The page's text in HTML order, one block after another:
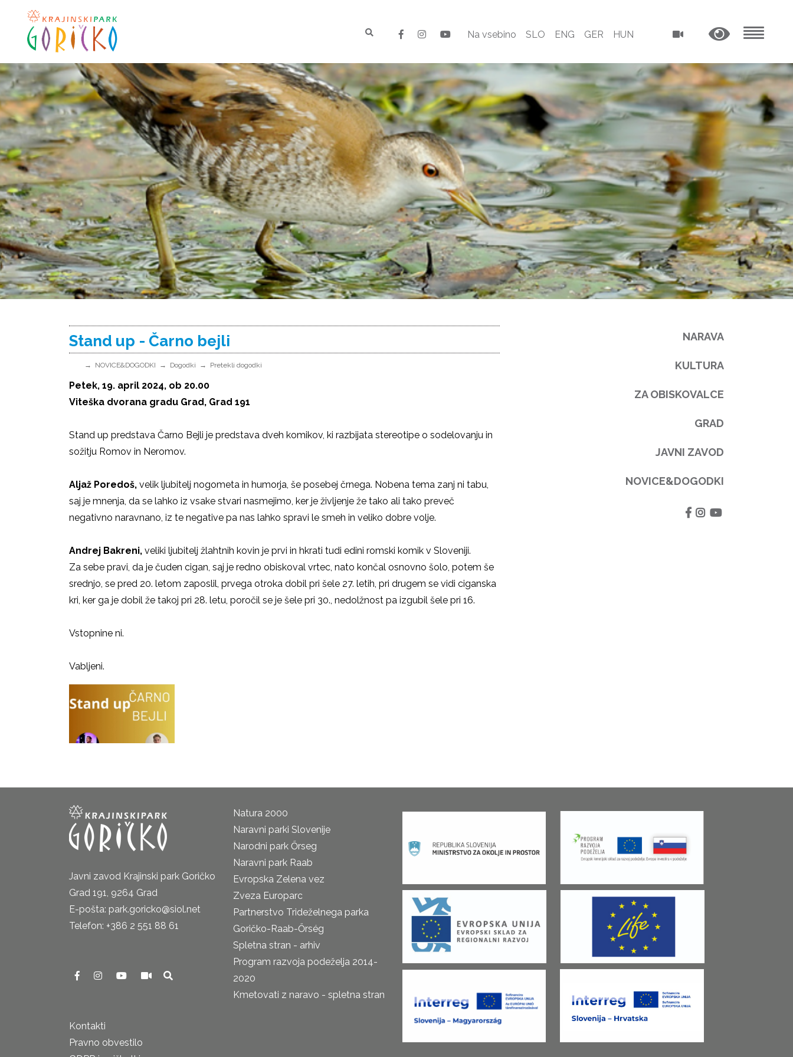
Na vsebino SLO ENG GER HUN
Stand up - Čarno bejli
NOVICE&DOGODKI Dogodki Pretekli dogodki
Petek, 19. april 2024, ob 20.00
Viteška dvorana gradu Grad, Grad 191
Stand up predstava Čarno Bejli je predstava dveh komikov, ki razbijata stereotipe o sodelovanju in
sožitju Romov in Neromov.
Aljaž Poredoš, velik ljubitelj nogometa in humorja, še posebej črnega. Nobena tema zanj ni tabu,
saj je mnenja, da se lahko iz vsake stvari nasmejimo, ker je življenje že tako ali tako preveč
negativno naravnano, iz te negative pa nas lahko spravi le smeh in veliko dobre volje.
Andrej Bakreni, veliki ljubitelj žlahtnih kovin je prvi in hkrati tudi edini romski komik v Sloveniji.
Za sebe pravi, da je čuden cigan, saj je redno obiskoval vrtec, nato končal osnovno šolo, potem še
srednjo, se pred 20. letom zaposlil, prvega otroka dobil pri šele 27. letih, pri drugem se vidi ciganska
kri, ker ga je dobil že takoj pri 28. letu, poročil se je šele pri 30., nedolžnost pa izgubil šele pri 16.
Vstopnine ni.
Vabljeni.
NARAVA
KULTURA
ZA OBISKOVALCE
GRAD
JAVNI ZAVOD
NOVICE&DOGODKI
Javni zavod Krajinski park Goričko
Grad 191, 9264 Grad
E-pošta: park.goricko@siol.net
Telefon: +386 2 551 88 61
Kontakti
Pravno obvestilo
Natura 2000
Naravni parki Slovenije
Narodni park Őrseg
Naravni park Raab
Evropska Zelena vez
Zveza Europarc
Partnerstvo Trideželnega parka
Goričko-Raab-Őrség
Spletna stran - arhiv
Program razvoja podeželja 2014-
2020
Kmetovati z naravo - spletna stran